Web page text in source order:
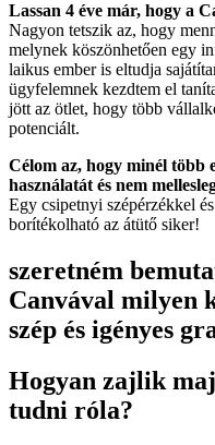
Lassan 4 éve már, hogy a
Nagyon tetszik az, hogy
melynek köszönhetően egy
laikus ember is eltudja
ügyfelemnek kezdtem el
jött az ötlet, hogy több
potenciált.
Célom az, hogy minél több
használatát és nem
Egy csipetnyi szépérzékkel
borítékolható az átütő siker!
szeretném
Canvával milyen
szép és igényes
Hogyan zajlik
tudni róla?